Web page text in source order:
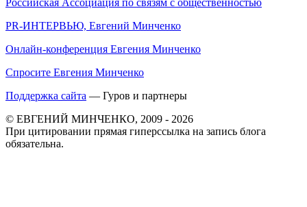
PR-ИНТЕРВЬЮ, Евгений Минченко
Онлайн-конференция Евгения Минченко
Спросите Евгения Минченко
Поддержка сайта — Гуров и партнеры
© ЕВГЕНИЙ МИНЧЕНКО, 2009 - 2026
При цитировании прямая гиперссылка на запись блога
обязательна.